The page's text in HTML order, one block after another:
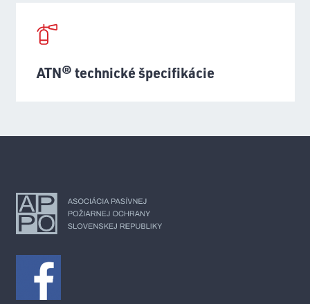
ATN® technické špecifikácie